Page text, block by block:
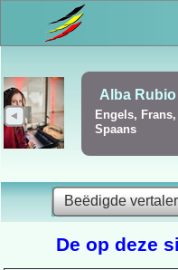
Beëdigde
De op deze